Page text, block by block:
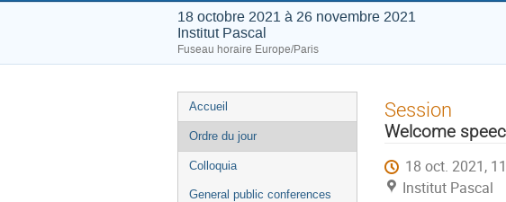
18 octobre 2021 à 26 novembre 2021
Institut Pascal
Fuseau horaire Europe/Paris
Menu
de
l'événement
Accueil
Ordre du jour
Colloquia
General public conferences
Session
Welcome
18 oct. 2021,
Institut Pascal